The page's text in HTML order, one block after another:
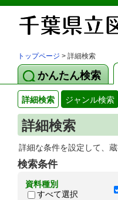
トップページ > 詳細検索
かんたん検索
詳細検索 ジャンル検索
詳細検索
詳細な条件を設定して、
検索条件
資料種別
すべて選択